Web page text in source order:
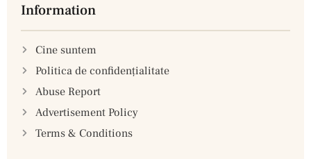
Information
Cine suntem
Politica de confidenţialitate
Abuse Report
Advertisement Policy
Terms & Conditions